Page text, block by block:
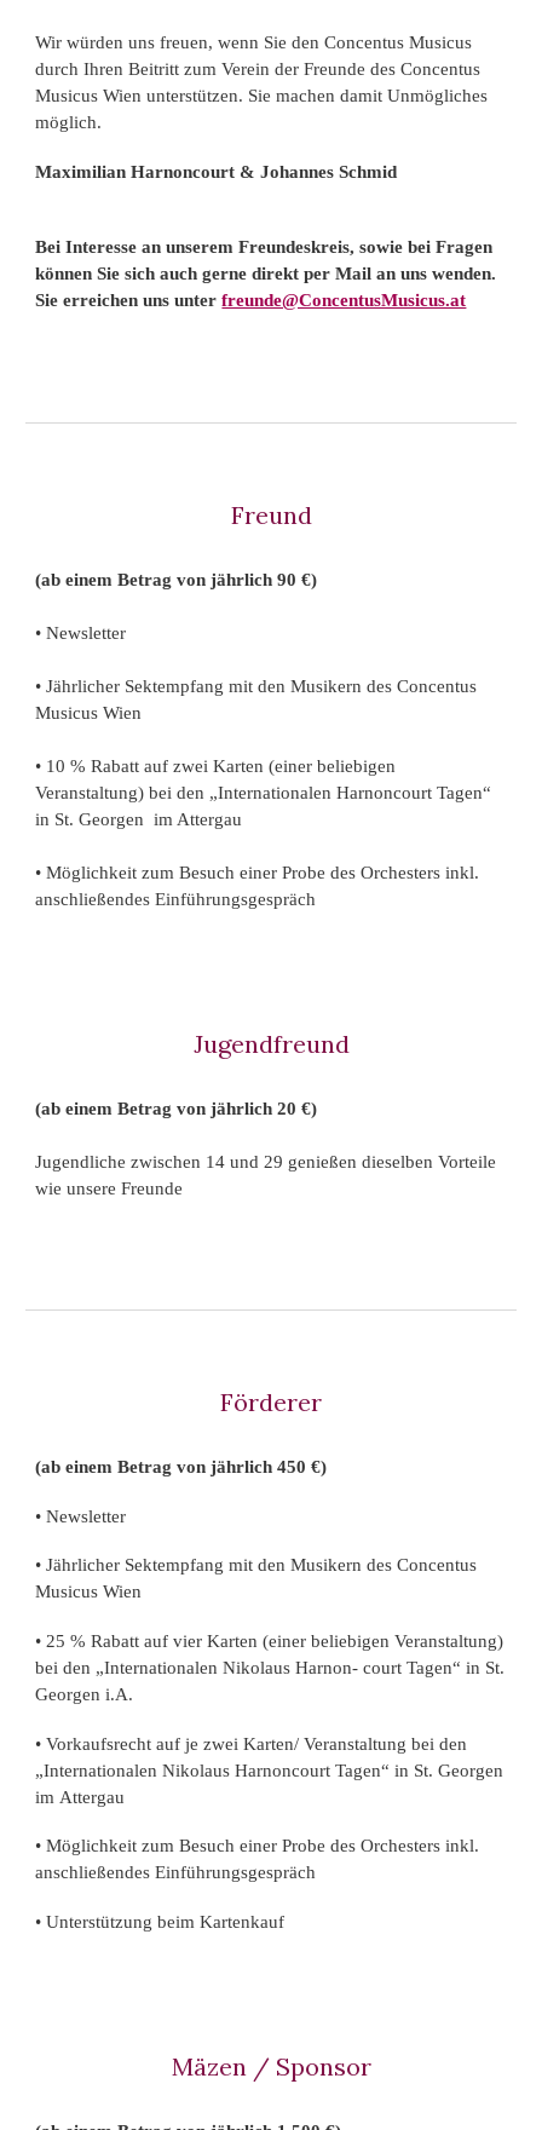
Wir würden uns freuen, wenn Sie den Concentus Musicus
durch Ihren Beitritt zum Verein der Freunde des Concentus
Musicus Wien unterstützen. Sie machen damit Unmögliches
möglich.
Maximilian Harnoncourt & Johannes Schmid
Bei Interesse an unserem Freundeskreis, sowie bei Fragen
können Sie sich auch gerne direkt per Mail an uns wenden.
Sie erreichen uns unterfreunde@ConcentusMusicus.at
Freund
(ab einem Betrag von jährlich 90 €)
• Newsletter
• Jährlicher Sektempfang mit den Musikern des Concentus
Musicus Wien
• 10 % Rabatt auf zwei Karten (einer beliebigen
Veranstaltung) bei den „Internationalen Harnoncourt Tagen“
in St. Georgen im Attergau
• Möglichkeit zum Besuch einer Probe des Orchesters inkl.
anschließendes Einführungsgespräch
Jugendfreund
(ab einem Betrag von jährlich 20 €)
Jugendliche zwischen 14 und 29 genießen dieselben Vorteile
wie unsere Freunde
Förderer
(ab einem Betrag von jährlich 450 €)
• Newsletter
• Jährlicher Sektempfang mit den Musikern des Concentus
Musicus Wien
• 25 % Rabatt auf vier Karten (einer beliebigen Veranstaltung)
bei den „Internationalen Nikolaus Harnon- court Tagen“ in St.
Georgen i.A.
• Vorkaufsrecht auf je zwei Karten/ Veranstaltung bei den
„Internationalen Nikolaus Harnoncourt Tagen“ in St. Georgen
im Attergau
• Möglichkeit zum Besuch einer Probe des Orchesters inkl.
anschließendes Einführungsgespräch
• Unterstützung beim Kartenkauf
Mäzen / Sponsor